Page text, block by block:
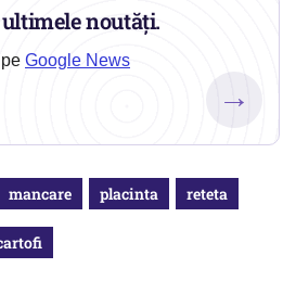
noutăți.
Google News
→
mancare placinta reteta